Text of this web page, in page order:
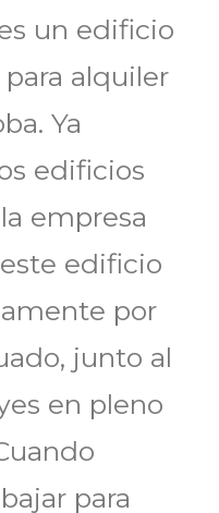
un edificio
alquiler
Ya
edificios
empresa
edificio
por
junto al
en pleno
para